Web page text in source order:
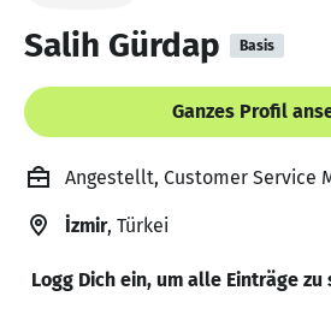
Salih Gürdap Basis
Ganzes Profil
Angestellt, Customer Service
İzmir, Türkei
Logg Dich ein, um alle Einträge zu